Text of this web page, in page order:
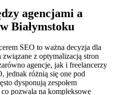
agencjami a
Białymstoku
SEO to ważna decyzja dla
z optymalizacją stron
agencje, jak i freelancerzy
jednak różnią się one pod
dysponują zespołem
pozwala na kompleksowe